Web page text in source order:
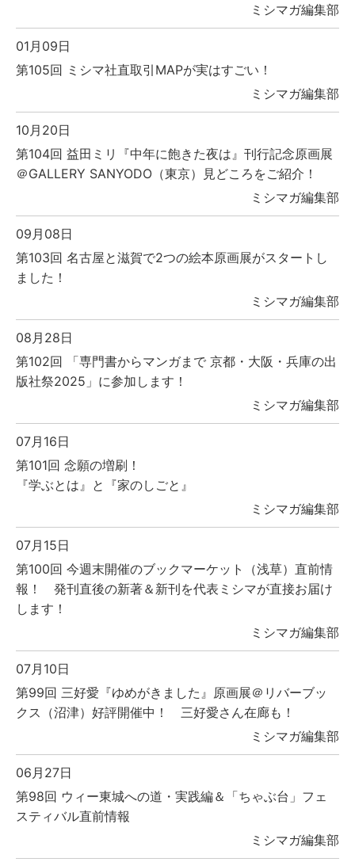
ミシマガ編集部
01月09日
第105回 ミシマ社直取引MAPが実はすごい！
ミシマガ編集部
10月20日
第104回 益田ミリ『中年に飽きた夜は』刊行記念原画展
＠GALLERY SANYODO（東京）見どころをご紹介！
ミシマガ編集部
09月08日
第103回 名古屋と滋賀で2つの絵本原画展がスタートし
ました！
ミシマガ編集部
08月28日
第102回 「専門書からマンガまで 京都・大阪・兵庫の出
版社祭2025」に参加します！
ミシマガ編集部
07月16日
第101回 念願の増刷！
『学ぶとは』と『家のしごと』
ミシマガ編集部
07月15日
第100回 今週末開催のブックマーケット（浅草）直前情
報！ 発刊直後の新著＆新刊を代表ミシマが直接お届け
します！
ミシマガ編集部
07月10日
第99回 三好愛『ゆめがきました』原画展＠リバーブッ
クス（沼津）好評開催中！ 三好愛さん在廊も！
ミシマガ編集部
06月27日
第98回 ウィー東城への道・実践編＆「ちゃぶ台」フェ
スティバル直前情報
ミシマガ編集部